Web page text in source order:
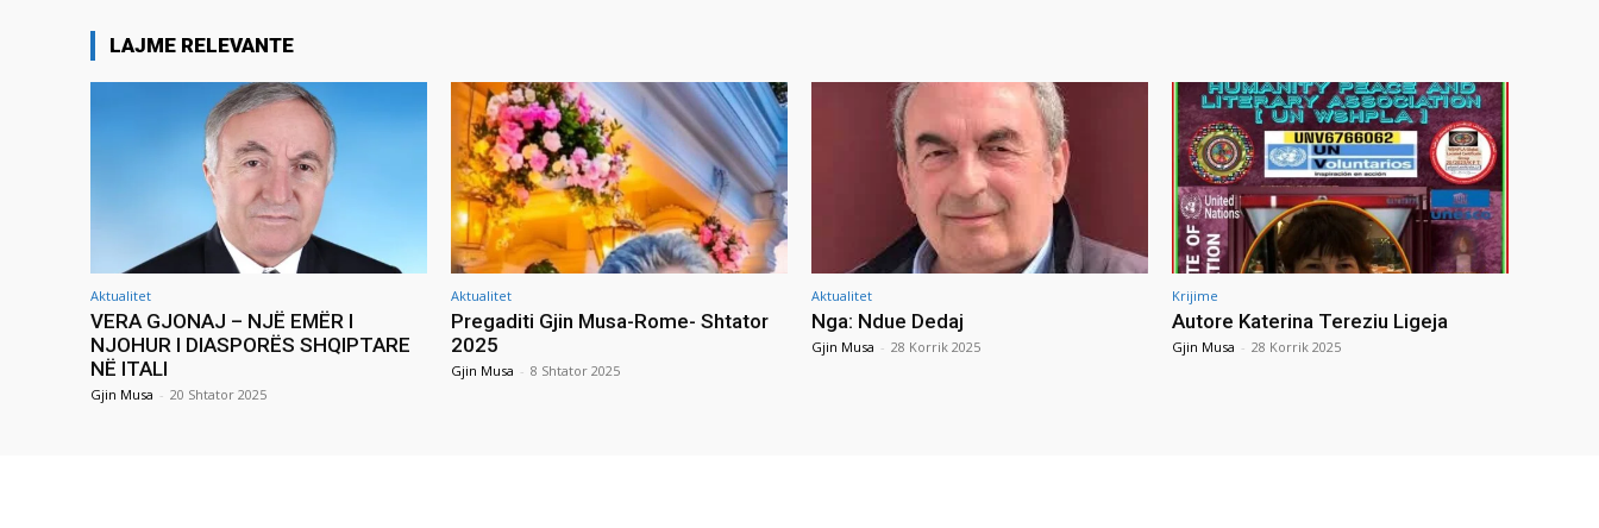
LAJME RELEVANTE
Aktualitet
VERA GJONAJ – NJË EMËR I
NJOHUR I DIASPORËS SHQIPTARE
NË ITALI
Gjin Musa - 20 Shtator 2025
Aktualitet
Pregaditi Gjin Musa-Rome- Shtator
2025
Gjin Musa - 8 Shtator 2025
Aktualitet
Nga: Ndue Dedaj
Gjin Musa - 28 Korrik 2025
Krijime
Autore Katerina Tereziu Ligeja
Gjin Musa - 28 Korrik 2025